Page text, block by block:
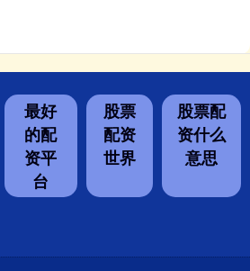
最好
的配
资平
台
股票
配资
世界
股票配
资什么
意思